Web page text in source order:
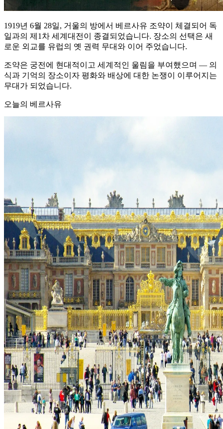
1919년 6월 28일, 거울의 방에서 베르사유 조약이 체결되어 독
일과의 제1차 세계대전이 종결되었습니다. 장소의 선택은 새
로운 외교를 유럽의 옛 권력 무대와 이어 주었습니다.
조약은 궁전에 현대적이고 세계적인 울림을 부여했으며 — 의
식과 기억의 장소이자 평화와 배상에 대한 논쟁이 이루어지는
무대가 되었습니다.
오늘의 베르사유